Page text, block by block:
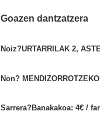
Goazen dantzatzera
Noiz?URTARRILAK 2,
Non?
Sarrera?Banakakoa: 4€ /